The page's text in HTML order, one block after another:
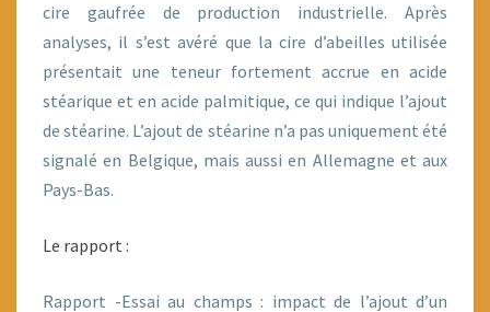
cire gaufrée de production industrielle. Après
analyses, il s’est avéré que la cire d’abeilles utilisée
présentait une teneur fortement accrue en acide
stéarique et en acide palmitique, ce qui indique l’ajout
de stéarine. L’ajout de stéarine n’a pas uniquement été
signalé en Belgique, mais aussi en Allemagne et aux
Pays-Bas.
Le rapport :
Rapport -Essai au champs : impact de l’ajout d’un